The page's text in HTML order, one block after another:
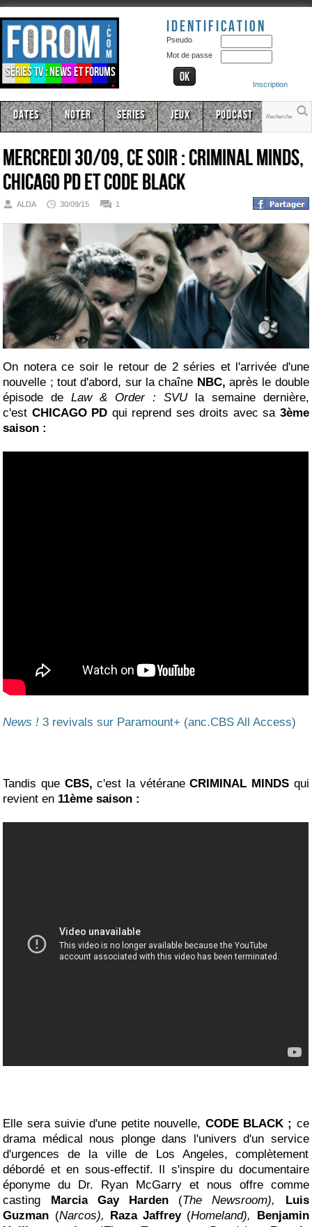
Séries TV : news et forums
Identification
Pseudo
Mot de passe
Inscription
Dates Noter Series Jeux Podcast
Mercredi 30/09, ce soir : Criminal Minds,
Chicago PD et Code Black
ALDA 30/09/15 1
On notera ce soir le retour de 2 séries et l'arrivée d'une
nouvelle ; tout d'abord, sur la chaîne NBC, après le double
épisode deLaw & Order : SVU
la semaine dernière,
c'est CHICAGO PD qui reprend ses droits avec sa 3ème
saison :
News ! 3 revivals sur Paramount+ (anc.CBS All Access)
Tandis que CBS,c'est la vétéraneCRIMINAL MINDS qui
revient en 11ème saison :
Elle sera suivie d'une petite nouvelle, CODE BLACK ; ce
drama médical nous plonge dans l'univers d'un service
d'urgences de la ville de Los Angeles, complètement
débordé et en sous-effectif. Il s'inspire du documentaire
éponyme du Dr. Ryan McGarry et nous offre comme
casting
Marcia Gay Harden (The Newsroom),
Luis
Guzman (Narcos), Raza Jaffrey (Homeland),
Benjamin